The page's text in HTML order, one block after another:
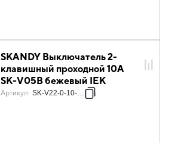
SKANDY Выключатель 2-
клавишный проходной 10А
SK-V05B бежевый IEK
Артикул: SK-V22-0-10-K10